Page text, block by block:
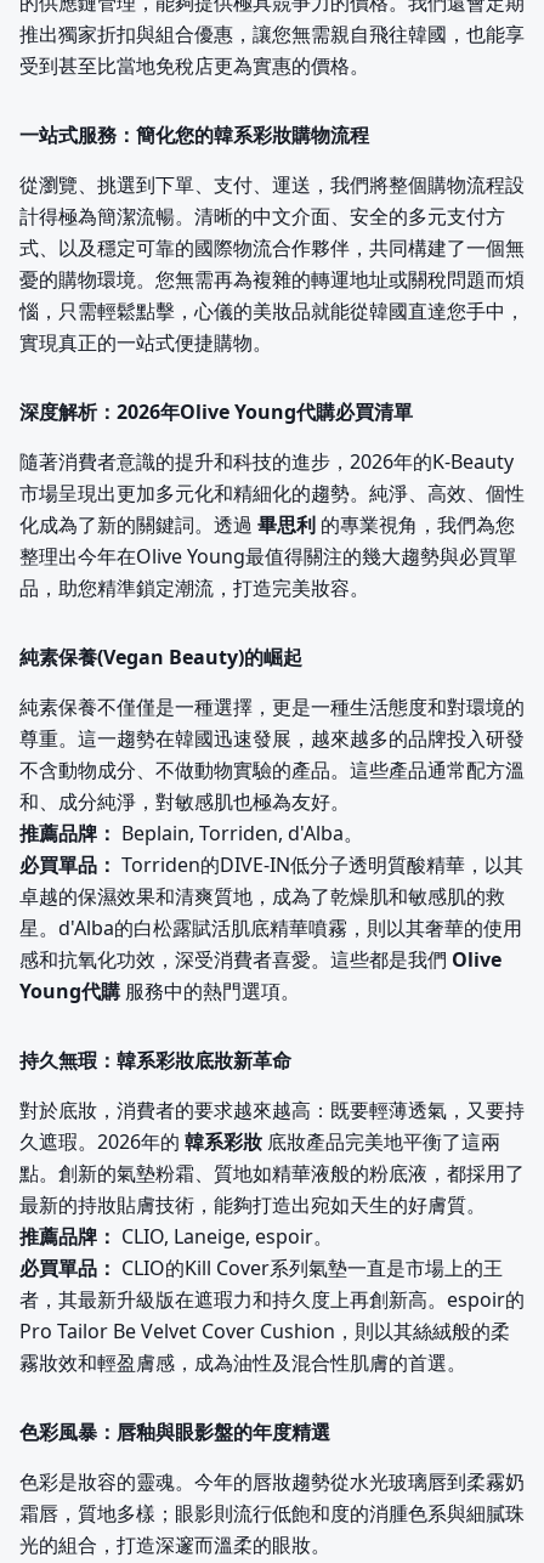
推出獨家折扣與組合優惠，讓您無需親自飛往韓國，也能享
受到甚至比當地免稅店更為實惠的價格。
一站式服務：簡化您的韓系彩妝購物流程
從瀏覽、挑選到下單、支付、運送，我們將整個購物流程設
計得極為簡潔流暢。清晰的中文介面、安全的多元支付方
式、以及穩定可靠的國際物流合作夥伴，共同構建了一個無
憂的購物環境。您無需再為複雜的轉運地址或關稅問題而煩
惱，只需輕鬆點擊，心儀的美妝品就能從韓國直達您手中，
實現真正的一站式便捷購物。
深度解析：2026年Olive Young代購必買清單
隨著消費者意識的提升和科技的進步，2026年的K-Beauty
市場呈現出更加多元化和精細化的趨勢。純淨、高效、個性
化成為了新的關鍵詞。透過 畢思利 的專業視角，我們為您
整理出今年在Olive Young最值得關注的幾大趨勢與必買單
品，助您精準鎖定潮流，打造完美妝容。
純素保養(Vegan Beauty)的崛起
純素保養不僅僅是一種選擇，更是一種生活態度和對環境的
尊重。這一趨勢在韓國迅速發展，越來越多的品牌投入研發
不含動物成分、不做動物實驗的產品。這些產品通常配方溫
和、成分純淨，對敏感肌也極為友好。
推薦品牌： Beplain, Torriden, d'Alba。
必買單品： Torriden的DIVE-IN低分子透明質酸精華，以其
卓越的保濕效果和清爽質地，成為了乾燥肌和敏感肌的救
星。d'Alba的白松露賦活肌底精華噴霧，則以其奢華的使用
感和抗氧化功效，深受消費者喜愛。這些都是我們 Olive
Young代購 服務中的熱門選項。
持久無瑕：韓系彩妝底妝新革命
對於底妝，消費者的要求越來越高：既要輕薄透氣，又要持
久遮瑕。2026年的 韓系彩妝 底妝產品完美地平衡了這兩
點。創新的氣墊粉霜、質地如精華液般的粉底液，都採用了
最新的持妝貼膚技術，能夠打造出宛如天生的好膚質。
推薦品牌： CLIO, Laneige, espoir。
必買單品： CLIO的Kill Cover系列氣墊一直是市場上的王
者，其最新升級版在遮瑕力和持久度上再創新高。espoir的
Pro Tailor Be Velvet Cover Cushion，則以其絲絨般的柔
霧妝效和輕盈膚感，成為油性及混合性肌膚的首選。
色彩風暴：唇釉與眼影盤的年度精選
色彩是妝容的靈魂。今年的唇妝趨勢從水光玻璃唇到柔霧奶
霜唇，質地多樣；眼影則流行低飽和度的消腫色系與細膩珠
光的組合，打造深邃而溫柔的眼妝。